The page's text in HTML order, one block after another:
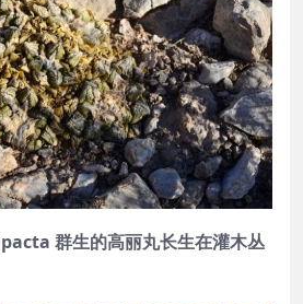
群生的高丽丸长生在灌木丛